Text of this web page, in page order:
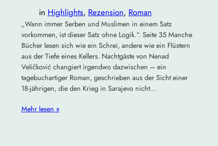
in Highlights, Rezension, Roman
„Wann immer Serben und Muslimen in einem Satz
vorkommen, ist dieser Satz ohne Logik.“. Seite 35 Manche
Bücher lesen sich wie ein Schrei, andere wie ein Flüstern
aus der Tiefe eines Kellers. Nachtgäste von Nenad
Veličković changiert irgendwo dazwischen – ein
tagebuchartiger Roman, geschrieben aus der Sicht einer
18-jährigen, die den Krieg in Sarajevo nicht…
Mehr lesen »